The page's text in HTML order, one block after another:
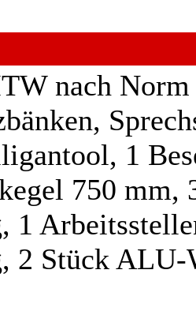
nach
1
750
1
2 Stück ALU-